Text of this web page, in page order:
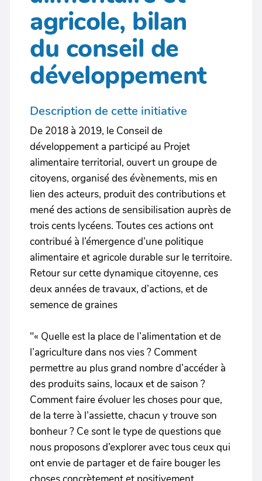
agricole, bilan
du conseil de
développement
Description de cette initiative
De 2018 à 2019, le Conseil de
développement a participé au Projet
alimentaire territorial, ouvert un groupe de
citoyens, organisé des évènements, mis en
lien des acteurs, produit des contributions et
mené des actions de sensibilisation auprès de
trois cents lycéens. Toutes ces actions ont
contribué à l’émergence d’une politique
alimentaire et agricole durable sur le territoire.
Retour sur cette dynamique citoyenne, ces
deux années de travaux, d’actions, et de
semence de graines
"« Quelle est la place de l’alimentation et de
l’agriculture dans nos vies ? Comment
permettre au plus grand nombre d’accéder à
des produits sains, locaux et de saison ?
Comment faire évoluer les choses pour que,
de la terre à l’assiette, chacun y trouve son
bonheur ? Ce sont le type de questions que
nous proposons d’explorer avec tous ceux qui
ont envie de partager et de faire bouger les